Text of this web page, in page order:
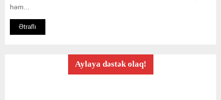
həm...
Ətraflı
Aylaya dəstək olaq!